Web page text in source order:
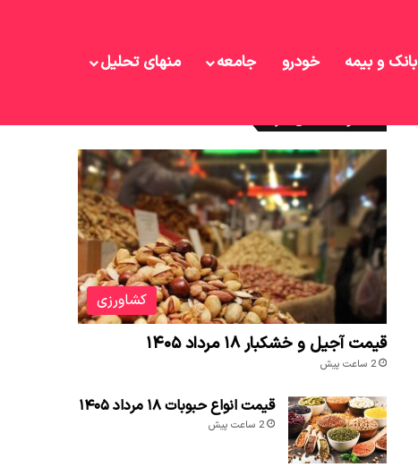
بانک و بیمه خودرو جامعه منهای تحلیل
کشاورزی
قیمت آجیل و خشکبار ۱۸ مرداد ۱۴۰۵
2 ساعت پیش
قیمت انواع حبوبات ۱۸ مرداد ۱۴۰۵
2 ساعت پیش